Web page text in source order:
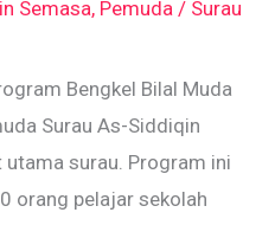
Semasa, Pemuda / Surau
Bengkel Bilal Muda
Surau As-Siddiqin
surau. Program ini
orang pelajar sekolah